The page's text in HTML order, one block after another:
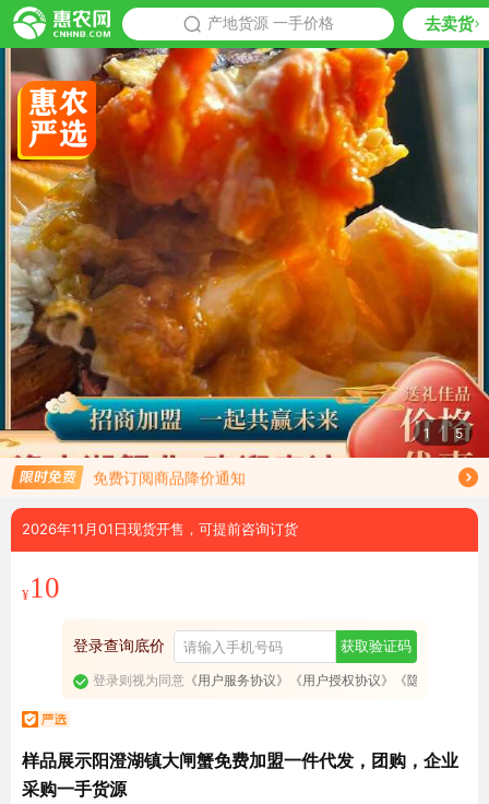
产地货源 一手价格 去卖货
推荐
1 | 5
限时免费订阅大闸蟹行情趋势
免费订阅商品降价通知
2026年11月01日现货开售，可提前咨询订货
¥10
登录查询底价 获取验证码
登录则视为同意《用户服务协议》 《用户授权协议》 《隐私政策》
样品展示阳澄湖镇大闸蟹免费加盟一件代发，团购，企业
采购一手货源